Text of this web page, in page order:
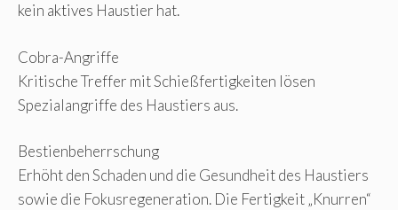
kein aktives Haustier hat.
Cobra-Angriffe
Kritische Treffer mit Schießfertigkeiten lösen
Spezialangriffe des Haustiers aus.
Bestienbeherrschung
Erhöht den Schaden und die Gesundheit des Haustiers
sowie die Fokusregeneration. Die Fertigkeit „Knurren“